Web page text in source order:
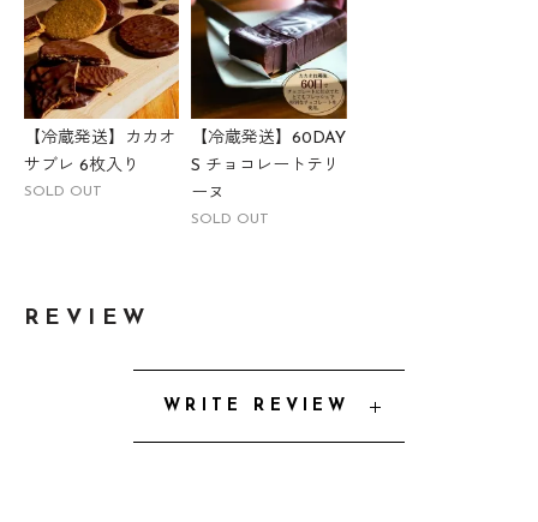
【冷蔵発送】カカオ
サブレ 6枚入り
SOLD OUT
【冷蔵発送】60DAY
S チョコレートテリ
ーヌ
SOLD OUT
REVIEW
WRITE REVIEW